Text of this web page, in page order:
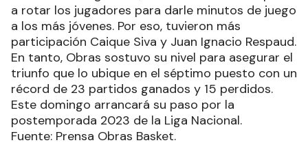
a rotar los jugadores para darle minutos de juego
a los más jóvenes. Por eso, tuvieron más
participación Caique Siva y Juan Ignacio Respaud.
En tanto, Obras sostuvo su nivel para asegurar el
triunfo que lo ubique en el séptimo puesto con un
récord de 23 partidos ganados y 15 perdidos.
Este domingo arrancará su paso por la
postemporada 2023 de la Liga Nacional.
Fuente: Prensa Obras Basket.